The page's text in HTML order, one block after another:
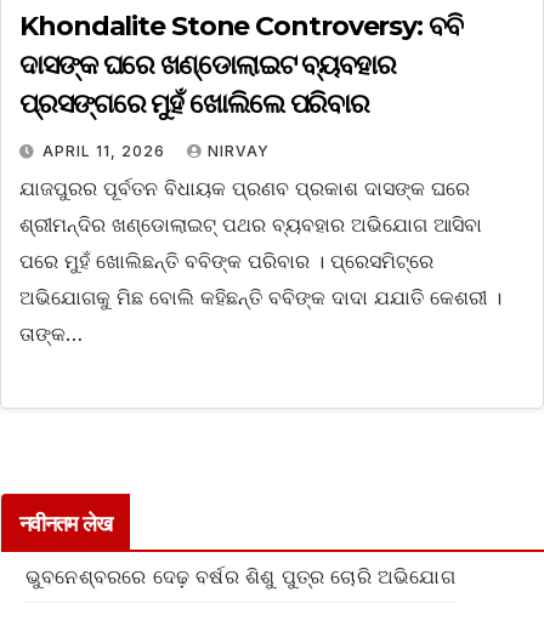
Khondalite Stone Controversy: ବବି
ଦାସଙ୍କ ଘରେ ଖଣ୍ଡୋଲାଇଟ ବ୍ୟବହାର
ପ୍ରସଙ୍ଗରେ ମୁହଁ ଖୋଲିଲେ ପରିବାର
APRIL 11, 2026 NIRVAY
ଯାଜପୁରର ପୂର୍ବତନ ବିଧାୟକ ପ୍ରଣବ ପ୍ରକାଶ ଦାସଙ୍କ ଘରେ
ଶ୍ରୀମନ୍ଦିର ଖଣ୍ଡୋଲାଇଟ୍ ପଥର ବ୍ୟବହାର ଅଭିଯୋଗ ଆସିବା
ପରେ ମୁହଁ ଖୋଲିଛନ୍ତି ବବିଙ୍କ ପରିବାର । ପ୍ରେସମିଟ୍‌ରେ
ଅଭିଯୋଗକୁ ମିଛ ବୋଲି କହିଛନ୍ତି ବବିଙ୍କ ଦାଦା ଯଯାତି କେଶରୀ ।
ତାଙ୍କ…
नवीनतम लेख
ଭୁବନେଶ୍ବରରେ ଦେଢ଼ ବର୍ଷର ଶିଶୁ ପୁତ୍ର ଚୋରି ଅଭିଯୋଗ